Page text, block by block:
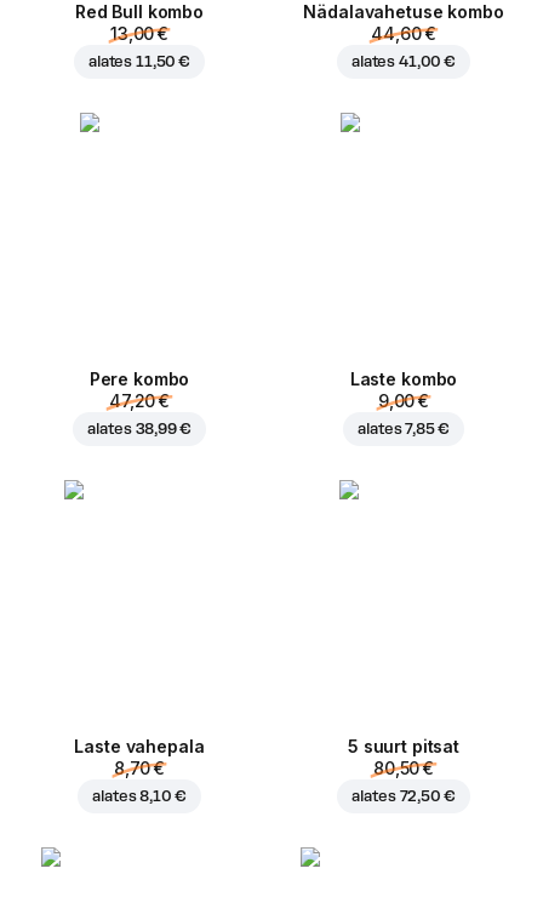
Red Bull kombo
13,00 €
alates 11,50 €
Nädalavahetuse kombo
44,60 €
alates 41,00 €
Pere kombo
47,20 €
alates 38,99 €
Laste kombo
9,00 €
alates7,85 €
Laste vahepala
8,70 €
alates8,10 €
5 suurt pitsat
80,50 €
alates 72,50 €